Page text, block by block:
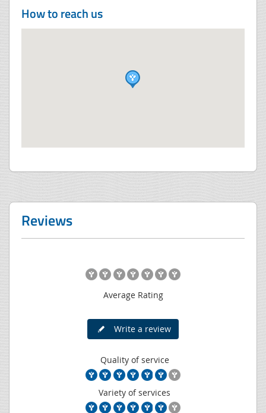
How to reach us
Reviews
Average Rating
Write a review
Quality of service
Variety of services